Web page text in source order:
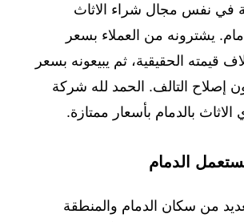
في نفس مجال شراء الاثاث
يشترونه من العملاء بسعر
قيمته الحقيقية، ثم يبيعونه بسعر
إصلاح التالف. الحمد لله شركة
بالدمام بأسعار ممتازة.
الدمام
من سكان الدمام والمنطقة